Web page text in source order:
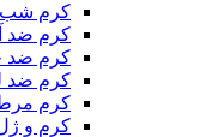
کرم شب
کرم ضد
کرم ضد
کرم ضد
کرم
کرم و